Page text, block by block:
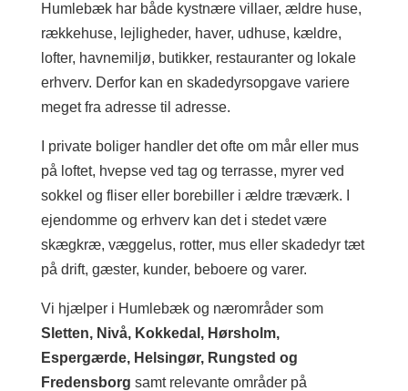
Humlebæk har både kystnære villaer, ældre huse,
rækkehuse, lejligheder, haver, udhuse, kældre,
lofter, havnemiljø, butikker, restauranter og lokale
erhverv. Derfor kan en skadedyrsopgave variere
meget fra adresse til adresse.
I private boliger handler det ofte om mår eller mus
på loftet, hvepse ved tag og terrasse, myrer ved
sokkel og fliser eller borebiller i ældre træværk. I
ejendomme og erhverv kan det i stedet være
skægkræ, væggelus, rotter, mus eller skadedyr tæt
på drift, gæster, kunder, beboere og varer.
Vi hjælper i Humlebæk og nærområder som
Sletten, Nivå, Kokkedal, Hørsholm,
Espergærde, Helsingør, Rungsted og
Fredensborg samt relevante områder på